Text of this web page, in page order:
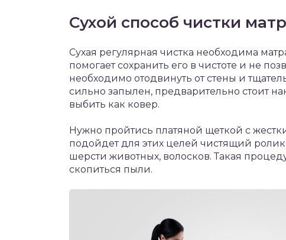
Сухой способ чистки
Сухая регулярная чистка необходима
помогает сохранить его в чистоте и не
необходимо отодвинуть от стены и
сильно запылен, предварительно стоит
выбить как ковер.
Нужно пройтись платяной щеткой с
подойдет для этих целей чистящий
шерсти животных, волосков. Такая
скопиться пыли.